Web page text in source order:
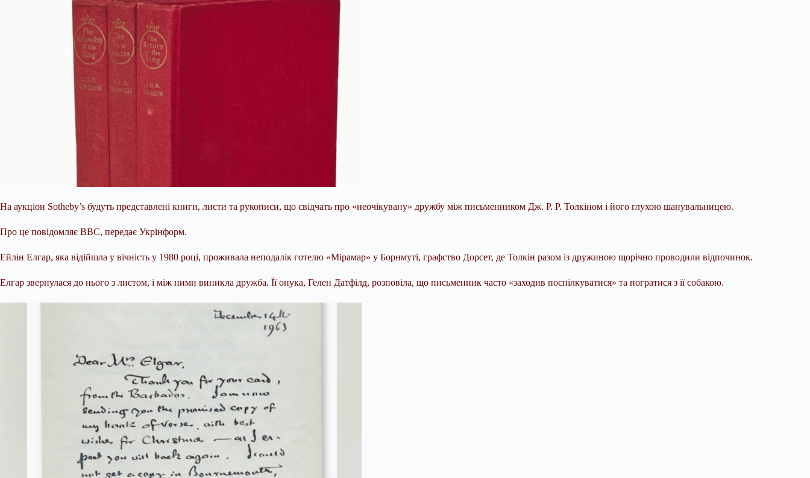
На аукціон Sotheby’s будуть представлені книги, листи та рукописи, що свідчать про «неочікувану» дружбу між письменником Дж. Р. Р. Толкіном і його глухою шанувальницею.
Про це повідомляє ВВС, передає Укрінформ.
Ейлін Елгар, яка відійшла у вічність у 1980 році, проживала неподалік готелю «Мірамар» у Борнмуті, графство Дорсет, де Толкін разом із дружиною щорічно проводили відпочинок.
Елгар звернулася до нього з листом, і між ними виникла дружба. Її онука, Гелен Датфілд, розповіла, що письменник часто «заходив поспілкуватися» та погратися з її собакою.